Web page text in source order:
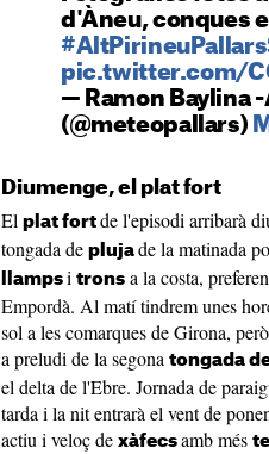
d'Àneu, conques
pic.twitter.com/
— Ramon Baylina
(@meteopallars)
Diumenge, el plat fort
El plat fort de l'episodi arribarà
tongada de pluja de la matinada
llamps i trons a la costa,
Empordà. Al matí tindrem unes
sol a les comarques de Girona,
a preludi de la segona tongada
el delta de l'Ebre. Jornada de
tarda i la nit entrarà el vent de
actiu i veloç de xàfecs amb més